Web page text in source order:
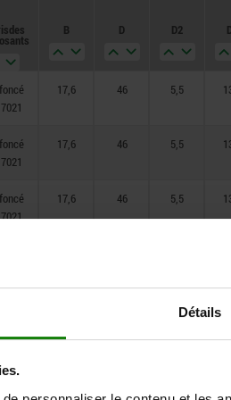
Détails
257
des B D D2
17,6 46 5,5
17,6 46 5,5
17,6 46 5,5
5,5